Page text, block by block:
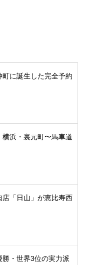
町に誕生した完全予約
横浜・裏元町〜馬車道
店「日山」が恵比寿西
勝・世界3位の実力派